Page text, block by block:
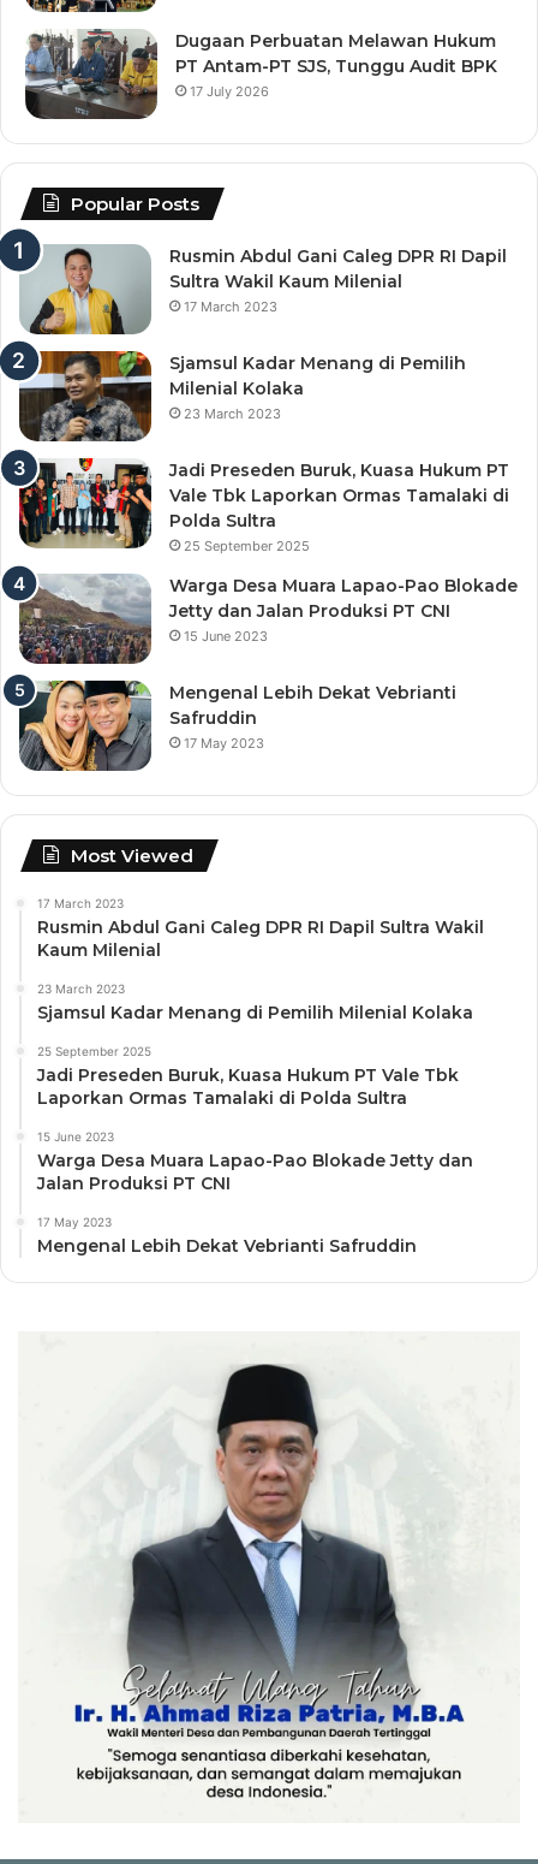
Dugaan Perbuatan Melawan Hukum
PT Antam-PT SJS, Tunggu Audit BPK
17 July 2026
Popular Posts
Rusmin Abdul Gani Caleg DPR RI Dapil
Sultra Wakil Kaum Milenial
17 March 2023
Sjamsul Kadar Menang di Pemilih
Milenial Kolaka
23 March 2023
Jadi Preseden Buruk, Kuasa Hukum PT
Vale Tbk Laporkan Ormas Tamalaki di
Polda Sultra
25 September 2025
Warga Desa Muara Lapao-Pao Blokade
Jetty dan Jalan Produksi PT CNI
15 June 2023
Mengenal Lebih Dekat Vebrianti
Safruddin
17 May 2023
Most Viewed
17 March 2023
Rusmin Abdul Gani Caleg DPR RI Dapil Sultra Wakil
Kaum Milenial
23 March 2023
Sjamsul Kadar Menang di Pemilih Milenial Kolaka
25 September 2025
Jadi Preseden Buruk, Kuasa Hukum PT Vale Tbk
Laporkan Ormas Tamalaki di Polda Sultra
15 June 2023
Warga Desa Muara Lapao-Pao Blokade Jetty dan
Jalan Produksi PT CNI
17 May 2023
Mengenal Lebih Dekat Vebrianti Safruddin